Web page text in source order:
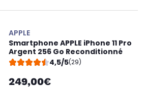
APPLE
Smartphone APPLE iPhone 11 Pro
Argent 256 Go Reconditionné
4,5/5(29)
249,00€